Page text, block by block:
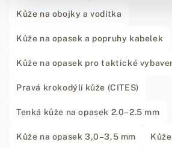
Kůže na obojky a vodítka
Kůže na opasek a popruhy kabelek
Kůže na opasek pro taktické
Pravá krokodýlí kůže (CITES)
Tenká kůže na opasek 2.0–2.5 mm
Kůže na opasek 3,0–3,5 mm